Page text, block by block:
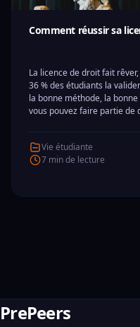
Comment réussir sa
La licence de droit fait
36 % des étudiants la
la bonne méthode, la
vous pouvez faire partie de
Vie étudiante
7 min de lecture
PrePeers